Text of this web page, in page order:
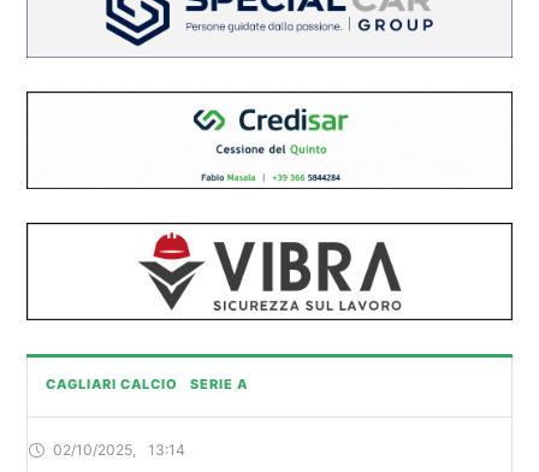
CAGLIARI CALCIO SERIE A
02/10/2025 13:14